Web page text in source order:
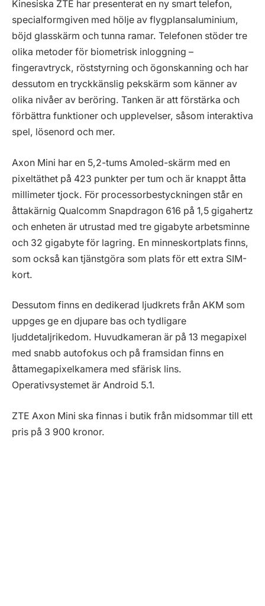
Kinesiska ZTE har presenterat en ny smart telefon,
specialformgiven med hölje av flygplansaluminium,
böjd glasskärm och tunna ramar. Telefonen stöder tre
olika metoder för biometrisk inloggning –
fingeravtryck, röststyrning och ögonskanning och har
dessutom en tryckkänslig pekskärm som känner av
olika nivåer av beröring. Tanken är att förstärka och
förbättra funktioner och upplevelser, såsom interaktiva
spel, lösenord och mer.
Axon Mini har en 5,2-tums Amoled-skärm med en
pixeltäthet på 423 punkter per tum och är knappt åtta
millimeter tjock. För processorbestyckningen står en
åttakärnig Qualcomm Snapdragon 616 på 1,5 gigahertz
och enheten är utrustad med tre gigabyte arbetsminne
och 32 gigabyte för lagring. En minneskortplats finns,
som också kan tjänstgöra som plats för ett extra SIM-
kort.
Dessutom finns en dedikerad ljudkrets från AKM som
uppges ge en djupare bas och tydligare
ljuddetaljrikedom. Huvudkameran är på 13 megapixel
med snabb autofokus och på framsidan finns en
åttamegapixelkamera med sfärisk lins.
Operativsystemet är Android 5.1.
ZTE Axon Mini ska finnas i butik från midsommar till ett
pris på 3 900 kronor.